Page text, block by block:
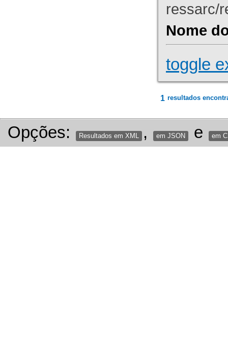
ressarc/
Nome
toggle
1 resultados
Opções: Resultados em XML , em JSON e em